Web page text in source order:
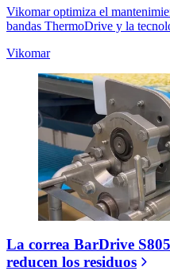
Vikomar optimiza el
bandas ThermoDrive y la
Vikomar
La correa BarDrive
reducen los residuos